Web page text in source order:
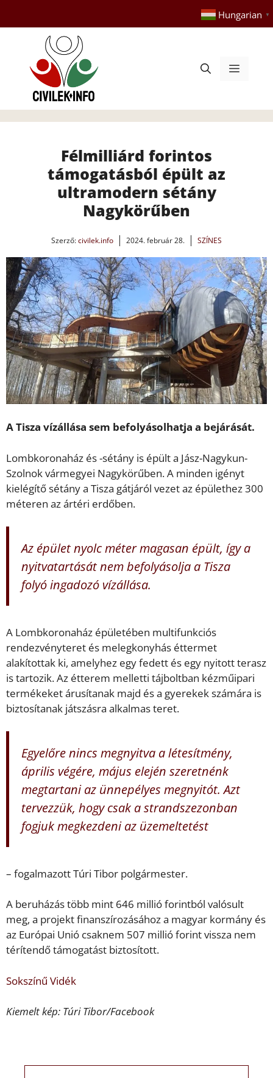
tartalomba
Hungarian ▼
Menü
Félmilliárd forintos
támogatásból épült az
ultramodern sétány
Nagykörűben
Szerző:civilek.info 2024. február 28. SZÍNES
A Tisza vízállása sem befolyásolhatja a bejárását.
Lombkoronaház és -sétány is épült a Jász-Nagykun-
Szolnok vármegyei Nagykörűben. A minden igényt
kielégítő sétány a Tisza gátjáról vezet az épülethez 300
méteren az ártéri erdőben.
Az épület nyolc méter magasan épült, így a
nyitvatartását nem befolyásolja a Tisza
folyó ingadozó vízállása.
A Lombkoronaház épületében multifunkciós
rendezvényteret és melegkonyhás éttermet
alakítottak ki, amelyhez egy fedett és egy nyitott terasz
is tartozik. Az étterem melletti tájboltban kézműipari
termékeket árusítanak majd és a gyerekek számára is
biztosítanak játszásra alkalmas teret.
Egyelőre nincs megnyitva a létesítmény,
április végére, május elején szeretnénk
megtartani az ünnepélyes megnyitót. Azt
tervezzük, hogy csak a strandszezonban
fogjuk megkezdeni az üzemeltetést
– fogalmazott Túri Tibor polgármester.
A beruházás több mint 646 millió forintból valósult
meg, a projekt finanszírozásához a magyar kormány és
az Európai Unió csaknem 507 millió forint vissza nem
térítendő támogatást biztosított.
Sokszínű Vidék
Kiemelt kép: Túri Tibor/Facebook